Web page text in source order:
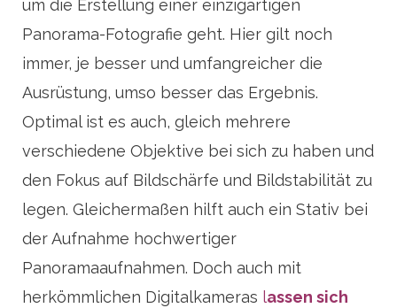
um die Erstellung einer einzigartigen
Panorama-Fotografie geht. Hier gilt noch
immer, je besser und umfangreicher die
Ausrüstung, umso besser das Ergebnis.
Optimal ist es auch, gleich mehrere
verschiedene Objektive bei sich zu haben und
den Fokus auf Bildschärfe und Bildstabilität zu
legen. Gleichermaßen hilft auch ein Stativ bei
der Aufnahme hochwertiger
Panoramaaufnahmen. Doch auch mit
herkömmlichen Digitalkameras lassen sich